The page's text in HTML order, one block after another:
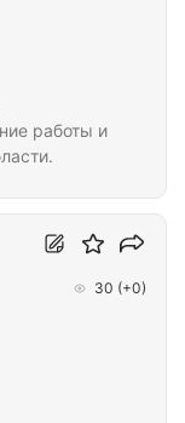
работы и
30 (+0)